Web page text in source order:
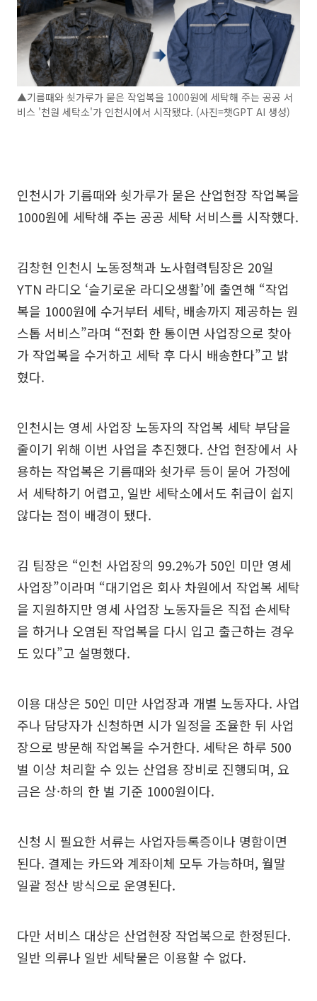
▲기름때와 쇳가루가 묻은 작업복을 1000원에 세탁해 주는 공공 서
비스 '천원 세탁소'가 인천시에서 시작됐다. (사진=챗GPT AI 생성)
인천시가 기름때와 쇳가루가 묻은 산업현장 작업복을
1000원에 세탁해 주는 공공 세탁 서비스를 시작했다.
김창현 인천시 노동정책과 노사협력팀장은 20일
YTN 라디오 ‘슬기로운 라디오생활’에 출연해 “작업
복을 1000원에 수거부터 세탁, 배송까지 제공하는 원
스톱 서비스”라며 “전화 한 통이면 사업장으로 찾아
가 작업복을 수거하고 세탁 후 다시 배송한다”고 밝
혔다.
인천시는 영세 사업장 노동자의 작업복 세탁 부담을
줄이기 위해 이번 사업을 추진했다. 산업 현장에서 사
용하는 작업복은 기름때와 쇳가루 등이 묻어 가정에
서 세탁하기 어렵고, 일반 세탁소에서도 취급이 쉽지
않다는 점이 배경이 됐다.
김 팀장은 “인천 사업장의 99.2%가 50인 미만 영세
사업장”이라며 “대기업은 회사 차원에서 작업복 세탁
을 지원하지만 영세 사업장 노동자들은 직접 손세탁
을 하거나 오염된 작업복을 다시 입고 출근하는 경우
도 있다”고 설명했다.
이용 대상은 50인 미만 사업장과 개별 노동자다. 사업
주나 담당자가 신청하면 시가 일정을 조율한 뒤 사업
장으로 방문해 작업복을 수거한다. 세탁은 하루 500
벌 이상 처리할 수 있는 산업용 장비로 진행되며, 요
금은 상·하의 한 벌 기준 1000원이다.
신청 시 필요한 서류는 사업자등록증이나 명함이면
된다. 결제는 카드와 계좌이체 모두 가능하며, 월말
일괄 정산 방식으로 운영된다.
다만 서비스 대상은 산업현장 작업복으로 한정된다.
일반 의류나 일반 세탁물은 이용할 수 없다.